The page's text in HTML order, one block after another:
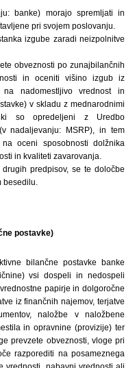
banke) morajo spremljati in
pri svojem poslovanju.
izgube zaradi neizpolnitve
obveznosti po zunajbilančnih
in oceniti višino izgub iz
na nadomestljivo vrednost in
v skladu z mednarodnimi
ki so opredeljeni z Uredbo
nadaljevanju: MSRP), in tem
oceni sposobnosti dolžnika
in kvaliteti zavarovanja.
predpisov, se te določbe
postavke)
bilančne postavke banke
vsi dospeli in nedospeli
papirje in dolgoročne
iz finančnih najemov, terjatve
naložbe v naložbene
in opravnine (provizije) ter
prevzete obveznosti, vloge pri
razporediti na posameznega